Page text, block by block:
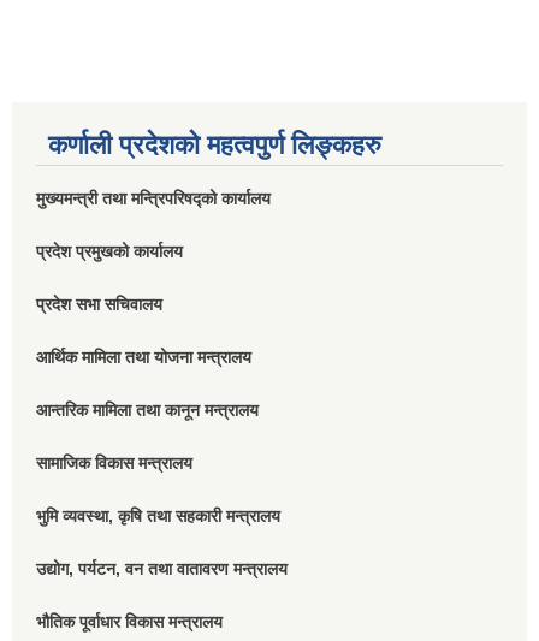
कर्णाली प्रदेशको महत्वपुर्ण लिङ्कहरु
मुख्यमन्त्री तथा मन्त्रिपरिषद्को कार्यालय
प्रदेश प्रमुखको कार्यालय
प्रदेश सभा सचिवालय
आर्थिक मामिला तथा योजना मन्त्रालय
आन्तरिक मामिला तथा कानून मन्त्रालय
सामाजिक विकास मन्त्रालय
भुमि व्यवस्था, कृषि तथा सहकारी मन्त्रालय
उद्योग, पर्यटन, वन तथा वातावरण मन्त्रालय
भौतिक पूर्वाधार विकास मन्त्रालय